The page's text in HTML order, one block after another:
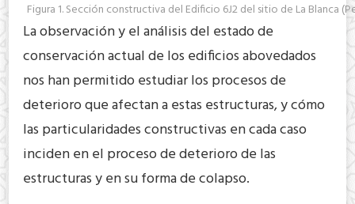
Figura 1. Sección constructiva del Edificio 6J2 del sitio de La Blanca
La observación y el análisis del estado de
conservación actual de los edificios abovedados
nos han permitido estudiar los procesos de
deterioro que afectan a estas estructuras, y cómo
las particularidades constructivas en cada caso
inciden en el proceso de deterioro de las
estructuras y en su forma de colapso.